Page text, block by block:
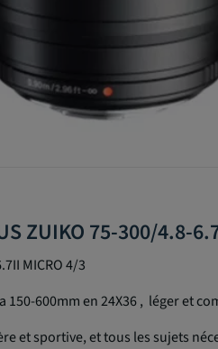
ZUIKO 75-300/4.8-
MICRO 4/3
600mm en 24X36 , léger et
et sportive, et tous les sujets